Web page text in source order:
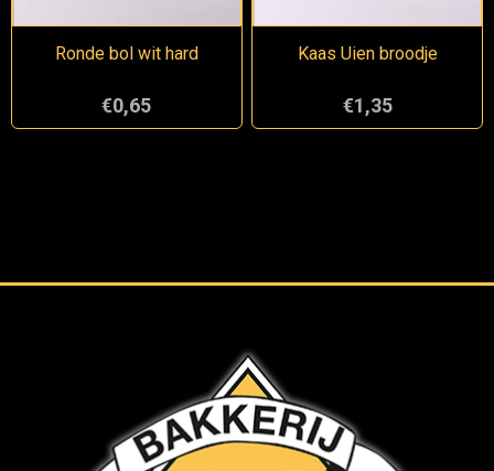
Ronde bol wit hard
€0,65
Kaas Uien broodje
€1,35